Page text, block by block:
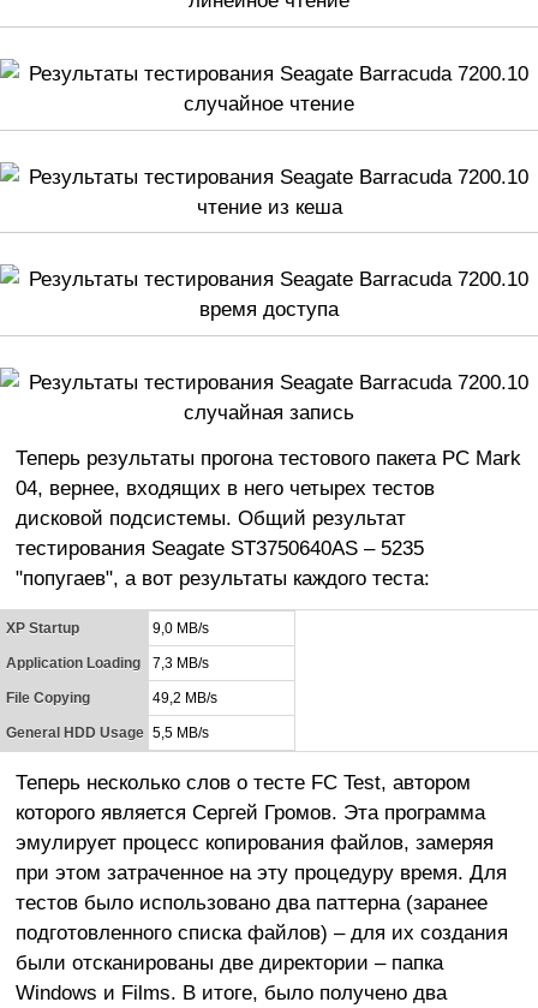
Теперь результаты прогона тестового пакета PC Mark
04, вернее, входящих в него четырех тестов
дисковой подсистемы. Общий результат
тестирования Seagate ST3750640AS – 5235
"попугаев", а вот результаты каждого теста:
XP Startup 9,0 MB/s
Application Loading 7,3 MB/s
File Copying 49,2 MB/s
General HDD Usage 5,5 MB/s
Теперь несколько слов о тесте FC Test, автором
которого является Сергей Громов. Эта программа
эмулирует процесс копирования файлов, замеряя
при этом затраченное на эту процедуру время. Для
тестов было использовано два паттерна (заранее
подготовленного списка файлов) – для их создания
были отсканированы две директории – папка
Windows и Films. В итоге, было получено два